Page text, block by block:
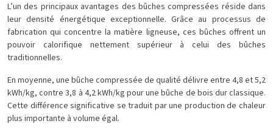
L’un des principaux avantages des bûches compressées réside dans
leur densité énergétique exceptionnelle. Grâce au processus de
fabrication qui concentre la matière ligneuse, ces bûches offrent un
pouvoir calorifique nettement supérieur à celui des bûches
traditionnelles.
En moyenne, une bûche compressée de qualité délivre entre 4,8 et 5,2
kWh/kg, contre 3,8 à 4,2 kWh/kg pour une bûche de bois dur classique.
Cette différence significative se traduit par une production de chaleur
plus importante à volume égal.